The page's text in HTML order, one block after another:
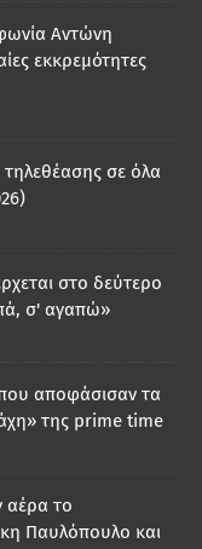
Αντώνη
εκκρεμότητες
σε όλα
στο δεύτερο
σ' αγαπώ»
αποφάσισαν τα
της prime time
αέρα το
Παυλόπουλο και